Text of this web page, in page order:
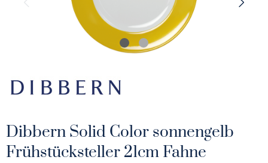
Dibbern Solid Color sonnengelb
Frühstücksteller 21cm Fahne